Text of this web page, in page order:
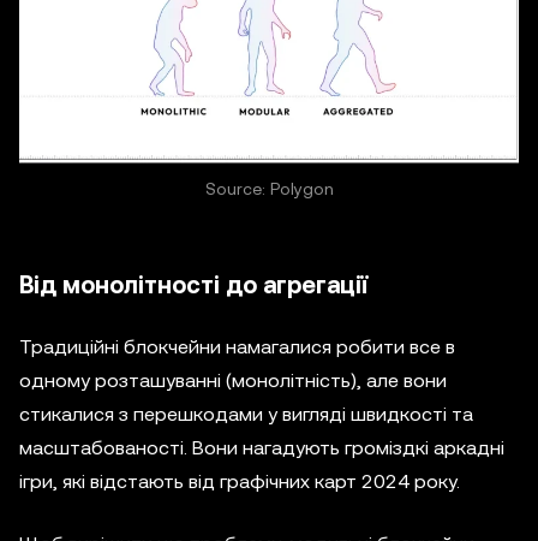
Source: Polygon
Від монолітності до агрегації
Традиційні блокчейни намагалися робити все в
одному розташуванні (монолітність), але вони
стикалися з перешкодами у вигляді швидкості та
масштабованості. Вони нагадують громіздкі аркадні
ігри, які відстають від графічних карт 2024 року.